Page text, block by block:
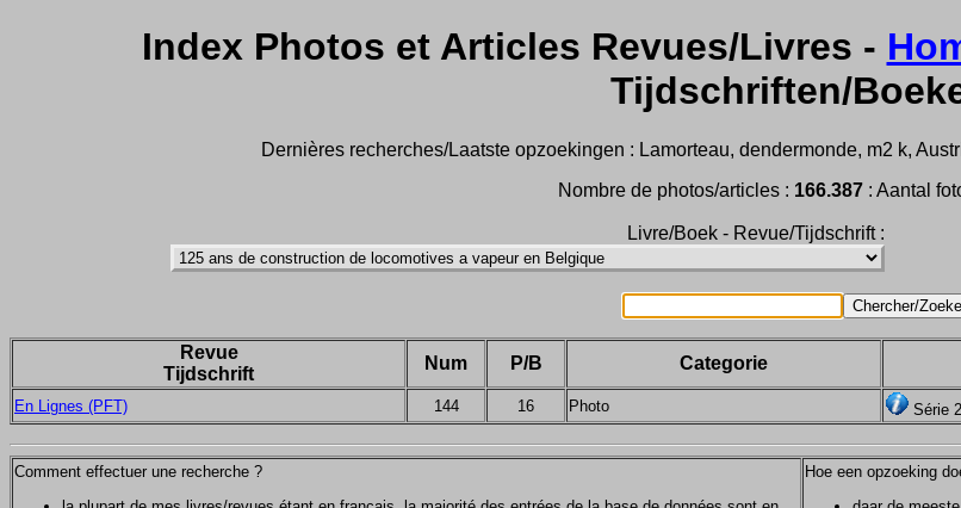
Index Photos et Articles Revues/Livres -
Tijdschriften/
Dernières recherches/Laatste opzoekingen : Lamorteau, dendermonde, m2 k,
Nombre de photos/articles : 166.387: Aantal
Livre/Boek - Revue/Tijdschrift :
Revue
Tijdschrift
Num P/B Categorie
En Lignes (PFT) 144 16 Photo Série
Comment effectuer une recherche ?
Hoe een opzoeking